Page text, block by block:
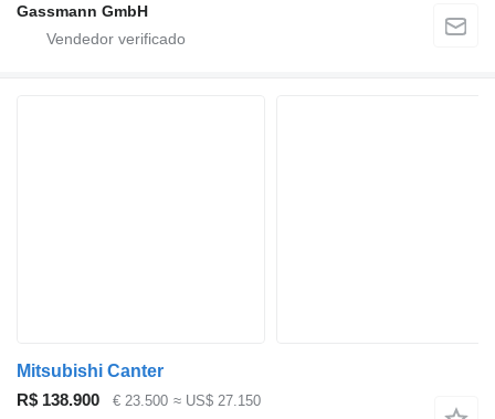
Gassmann GmbH
Mitsubishi Canter
R$ 138.900
€ 23.500 ≈ US$ 27.150